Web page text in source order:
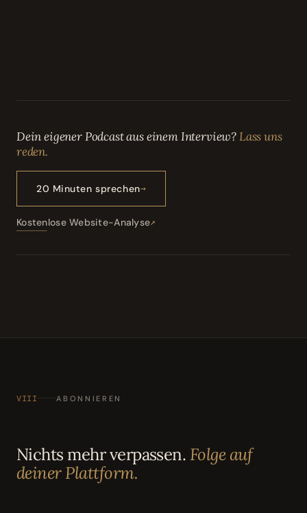
Dein eigener Podcast aus einem Interview?Lass uns
reden.
20 Minuten sprechen
Kostenlose Website-Analyse
VIII ABONNIEREN
Nichts mehr verpassen. Folge auf
deiner Plattform.